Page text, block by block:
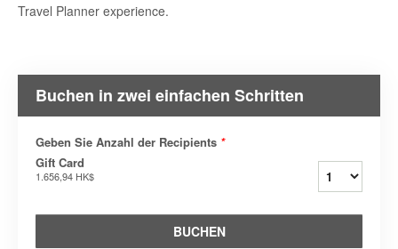
Travel Planner experience.
Buchen in zwei einfachen Schritten
Geben Sie Anzahl der Recipients *
Gift Card
1.656,94 HK$
BUCHEN